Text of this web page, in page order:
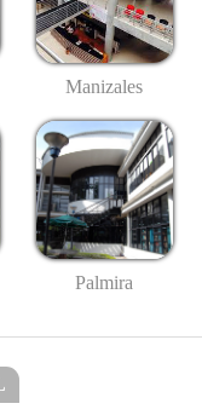
Manizales
Palmira